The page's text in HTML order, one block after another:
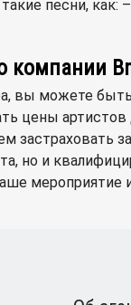
песни, как:
компании
вы можете
цены
но и
мероприятие